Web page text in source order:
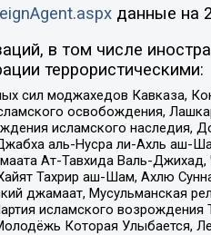
данные на
в том числе
террористическими:
моджахедов Кавказа,
освобождения,
исламского
аль-Нусра ли-Ахль аш-
Ат-Тавхида Валь-
Тахрир аш-Шам, Ахлю
джамаат, Мусульманская
исламского
Которая Улыбается,